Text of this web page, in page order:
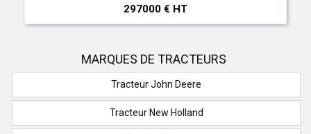
297000 € HT
MARQUES DE TRACTEURS
Tracteur John Deere
Tracteur New Holland